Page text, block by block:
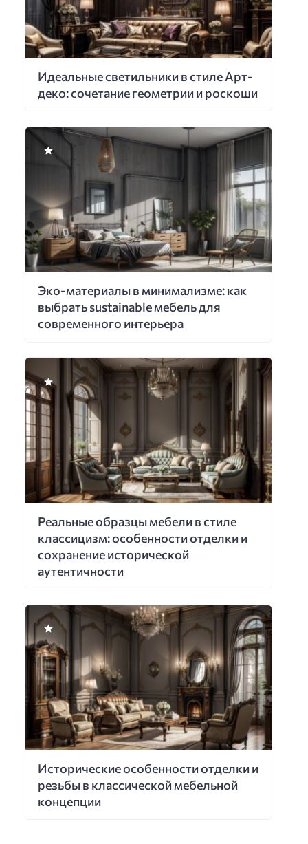
Идеальные светильники в стиле Арт-
деко: сочетание геометрии и роскоши
Эко-материалы в минимализме: как
выбрать sustainable мебель для
современного интерьера
Реальные образцы мебели в стиле
классицизм: особенности отделки и
сохранение исторической
аутентичности
Исторические особенности отделки и
резьбы в классической мебельной
концепции